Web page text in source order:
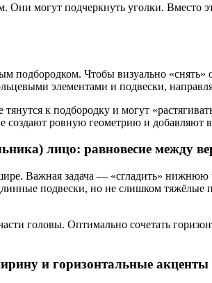
Они могут подчеркнуть уголки.
подбородком. Чтобы визуально
элементами и подвески,
к подбородку и могут
ровную геометрию и добавляют
лицо: равновесие между
Важная задача — «сгладить» нижнюю
подвески, но не слишком тяжёлые
головы. Оптимально сочетать
и горизонтальные акценты